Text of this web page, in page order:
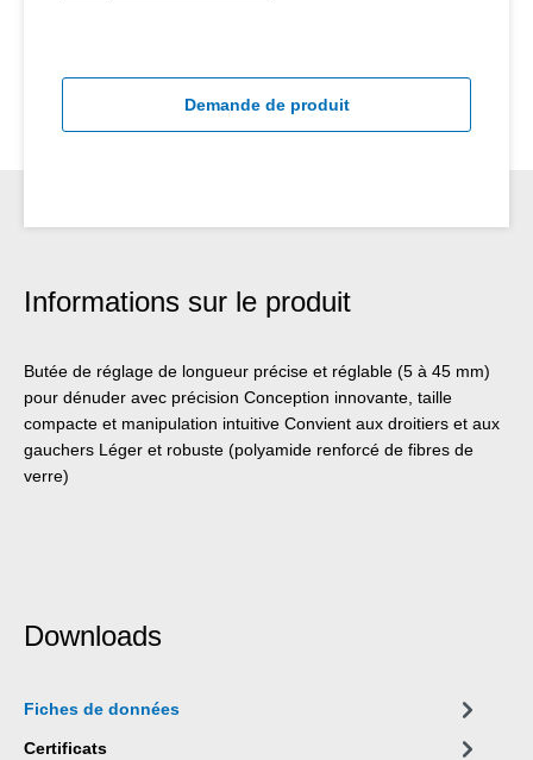
Demande de produit
Informations sur le produit
Butée de réglage de longueur précise et réglable (5 à 45 mm)
pour dénuder avec précision Conception innovante, taille
compacte et manipulation intuitive Convient aux droitiers et aux
gauchers Léger et robuste (polyamide renforcé de fibres de
verre)
Downloads
Fiches de données
Certificats